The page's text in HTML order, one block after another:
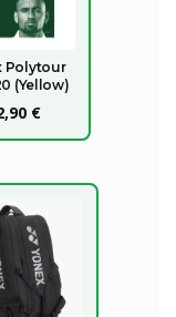
Polytour
(Yellow)
€